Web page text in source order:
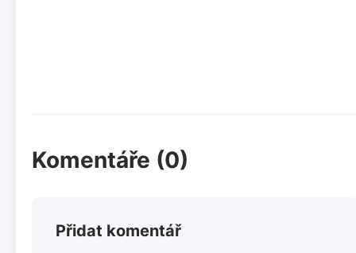
Komentáře (0)
Přidat komentář